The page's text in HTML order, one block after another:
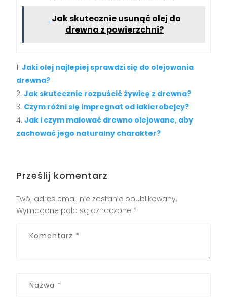
Jak skutecznie usunąć olej do
drewna z powierzchni?
Jaki olej najlepiej sprawdzi się do olejowania
drewna?
Jak skutecznie rozpuścić żywicę z drewna?
Czym różni się impregnat od lakierobejcy?
Jak i czym malować drewno olejowane, aby
zachować jego naturalny charakter?
Prześlij komentarz
Twój adres email nie zostanie opublikowany.
Wymagane pola są oznaczone *